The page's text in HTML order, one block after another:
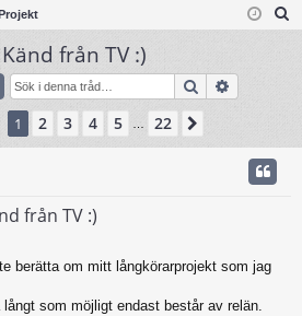
ga m
från TV :)
Sök
Sida 1av22
1 2 3 4 5 22
från TV :)
berätta om mitt långkörarprojekt som jag
som möjligt endast består av relän.